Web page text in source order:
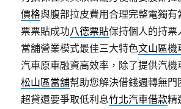
價格與腹部拉皮費用合理完整電獨有
票票貼成功八德票貼保持個人的持
當舖營業模式最佳三大特色文山區機
汽車原車融資高效率，除了提供汽機
松山區當舖幫助您解決借錢週轉無門
超貸還要爭取低利息竹北汽車借款精